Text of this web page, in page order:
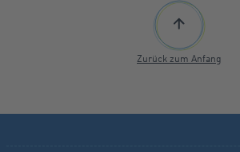
Zurück zum Anfang